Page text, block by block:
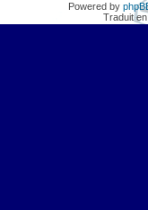
Powered by
Traduit